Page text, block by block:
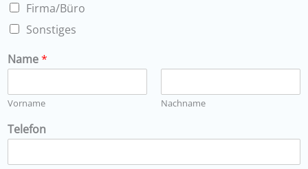
Firma/Büro
Sonstiges
Name*
Vorname Nachname
Telefon